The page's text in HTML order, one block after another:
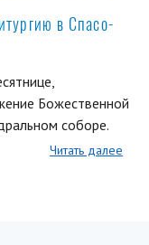
в Спасо-
Божественной
соборе.
Читать далее